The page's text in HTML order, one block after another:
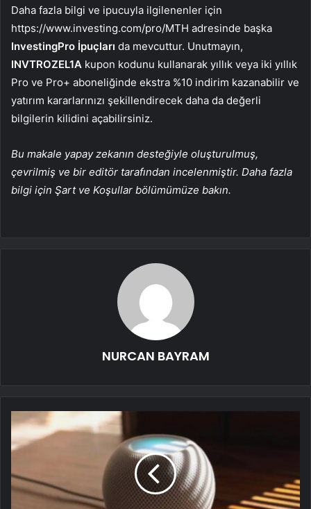
Daha fazla bilgi ve ipucuyla ilgilenenler için
https://www.investing.com/pro/MTH adresinde başka
InvestingPro İpuçları da mevcuttur. Unutmayın,
INVTROZEL1A kupon kodunu kullanarak yıllık veya iki yıllık
Pro ve Pro+ aboneliğinde ekstra %10 indirim kazanabilir ve
yatırım kararlarınızı şekillendirecek daha da değerli
bilgilerin kilidini açabilirsiniz.
Bu makale yapay zekanın desteğiyle oluşturulmuş,
çevrilmiş ve bir editör tarafından incelenmiştir. Daha fazla
bilgi için Şart ve Koşullar bölümümüze bakın.
NURCAN BAYRAM